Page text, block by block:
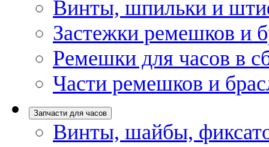
Винты, шпильки и
Застежки ремешков и
Ремешки для часов в
Части ремешков и
Запчасти для часов
Винты, шайбы,